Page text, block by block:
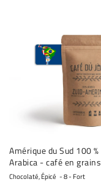
Amérique du Sud 100 %
Arabica - café en grains
fraîchement torréfié
Chocolaté, Épicé 8 - Fort